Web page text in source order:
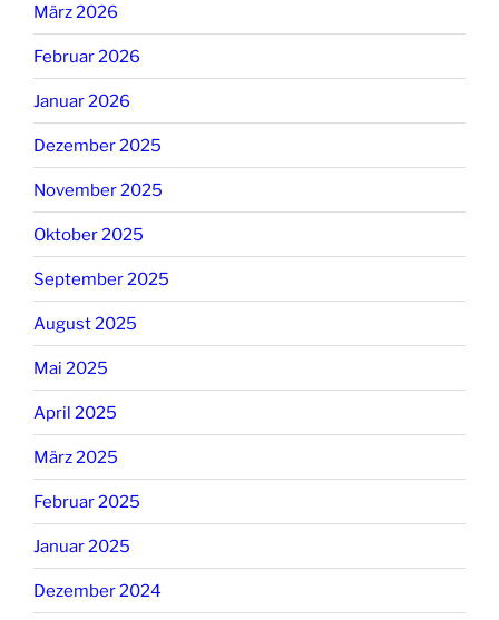
März 2026
Februar 2026
Januar 2026
Dezember 2025
November 2025
Oktober 2025
September 2025
August 2025
Mai 2025
April 2025
März 2025
Februar 2025
Januar 2025
Dezember 2024